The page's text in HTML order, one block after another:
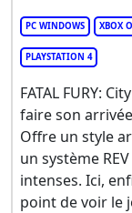
PC WINDOWS XBOX
PLAYSTATION 4
FATAL FURY:
faire son
Offre un style
un système
intenses. Ici,
point de voir le